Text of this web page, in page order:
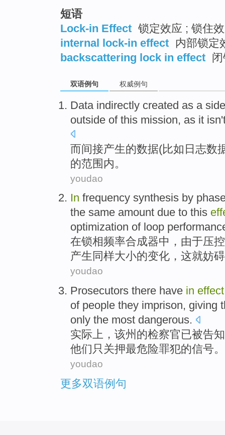
短语
Lock-in Effect 锁定效应 ; 锁住
internal lock-in effect 内部锁定
backscattering lock in effect
双语例句 权威例句
Data indirectly created as a
outside ofthis mission, as it isn
而间接产生的数据(比如 日志数
的范围内。
youdao
In frequency synthesis by
the same amount due to this
optimization ofloop
在锁相频率合成器中， 由于压控
产生 同样大小的变化， 这就妨
youdao
Prosecutors there have in effect
ofpeople they imprison, giving
only the most dangerous.
实际上 ，该州 的检察官已被告知
他们只 关押最危险罪犯的信号。
youdao
更多双语例句